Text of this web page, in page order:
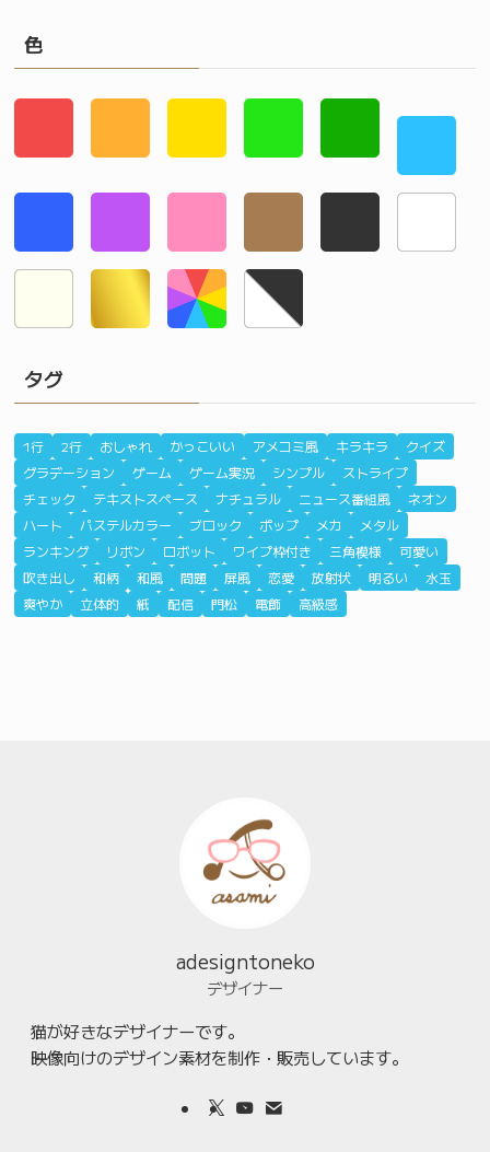
色
タグ
1行 2行 おしゃれ かっこいい アメコミ風 キラキラ
クイズ
グラデーション
ゲーム ゲーム実況 シンプル
ストライプ
チェック
テキストスペース ナチュラル ニュース番組風
ネオン
ハート
パステルカラー ブロック ポップ メカ
メタル
ランキング
リボン ロボット ワイプ枠付き 三角模様
可愛い
吹き出し
和柄 和風 問題 屏風 恋愛 放射状 明るい
水玉
爽やか
立体的 紙 配信 門松 電飾 高級感
adesigntoneko
デザイナー
猫が好きなデザイナーです。
映像向けのデザイン素材を制作・販売しています。